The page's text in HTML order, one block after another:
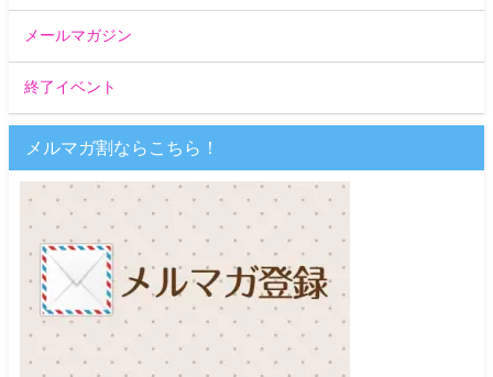
メールマガジン
終了イベント
メルマガ割ならこちら！